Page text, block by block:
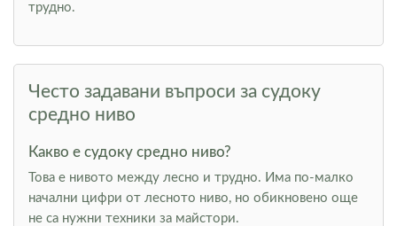
трудно.
Често задавани въпроси за судоку
средно ниво
Какво е судоку средно ниво?
Това е нивото между лесно и трудно. Има по-малко
начални цифри от лесното ниво, но обикновено още
не са нужни техники за майстори.